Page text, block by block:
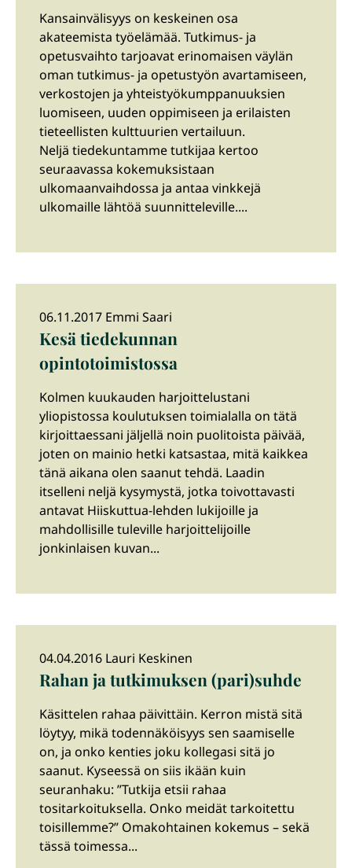
Kansainvälisyys on keskeinen osa
akateemista työelämää. Tutkimus- ja
opetusvaihto tarjoavat erinomaisen väylän
oman tutkimus- ja opetustyön avartamiseen,
verkostojen ja yhteistyökumppanuuksien
luomiseen, uuden oppimiseen ja erilaisten
tieteellisten kulttuurien vertailuun.
Neljä tiedekuntamme tutkijaa kertoo
seuraavassa kokemuksistaan
ulkomaanvaihdossa ja antaa vinkkejä
ulkomaille lähtöä suunnitteleville....
06.11.2017 Emmi Saari
Kesä tiedekunnan
opintotoimistossa
Kolmen kuukauden harjoittelustani
yliopistossa koulutuksen toimialalla on tätä
kirjoittaessani jäljellä noin puolitoista päivää,
joten on mainio hetki katsastaa, mitä kaikkea
tänä aikana olen saanut tehdä. Laadin
itselleni neljä kysymystä, jotka toivottavasti
antavat Hiiskuttua-lehden lukijoille ja
mahdollisille tuleville harjoittelijoille
jonkinlaisen kuvan...
04.04.2016 Lauri Keskinen
Rahan ja tutkimuksen (pari)suhde
Käsittelen rahaa päivittäin. Kerron mistä sitä
löytyy, mikä todennäköisyys sen saamiselle
on, ja onko kenties joku kollegasi sitä jo
saanut. Kyseessä on siis ikään kuin
seuranhaku: ”Tutkija etsii rahaa
tositarkoituksella. Onko meidät tarkoitettu
toisillemme?” Omakohtainen kokemus – sekä
tässä toimessa...